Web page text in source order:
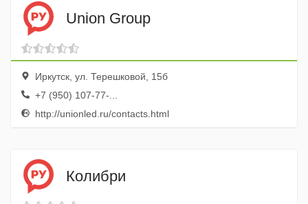
Union Group
Иркутск, ул. Терешковой, 15б
+7 (950) 107-77-...
http://unionled.ru/contacts.html
Колибри